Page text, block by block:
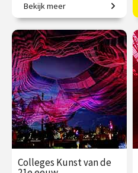
Restyling van de wereld.
€ 345.00
vanaf 22
sep.
/ Op locatie of online
Bekijk meer
Colleges Kunst van de